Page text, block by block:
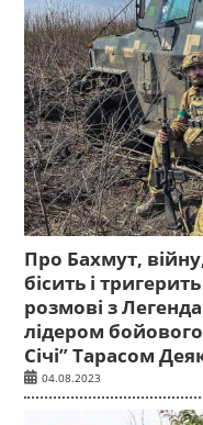
Про Бахмут,
бісить і
розмові з
лідером бойового
Січі” Тарасом
04.08.2023